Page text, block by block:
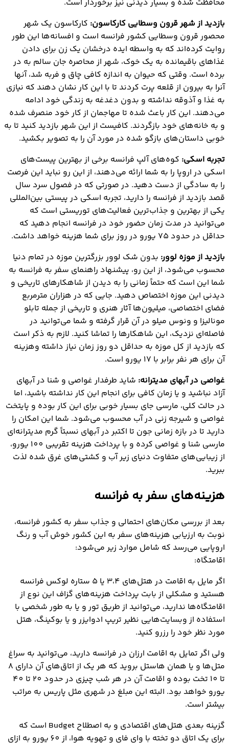
محافظت شده و بسیار دیدنی نیز برخوردار است.
بازدید از شهر قرون وسطایی کارکاسون: کارکاسون یک شهر
محصور قرون وسطایی کشور فرانسه است و افسانه‌ها این طور
روایت کرده‌اند که به واسطه ایده درخشان یک زن برای دادن
غذاهای باقیمانده به یک خوک، شهر از محاصره جان سالم به در
برده است. وقتی که حیوان به اندازه کافی چاق و فربه شد، آنها
آنرا به بیرون از قلعه پرت کردند تا با این کار نشان دهند که نیازی
به غذا و آذوقه نداشته و بدون دغدغه به زندگی خود ادامه
می‌دهند. این کار باعث شده تا مهاجمان از کار خود منصرف شده
و به خانه‌های خود بازگردند. کافیست از این شهر بازدید کنید تا به
خوبی داستان‌های بازگو شده در مورد آن را به تصویر بکشید.
تجربه اسکی: کوه‌های آلپ فرانسه برخی از بهترین پیست‌های
اسکی در اروپا را به شما ارائه می‌دهند، از این رو نباید این فرصت
را به سادگی از دست دهید. در صورتی که در فصول سرد سال
قصد بازدید از فرانسه را دارید، تجربه اسکی در پیستی بین‌المللی
یکی از بهترین و جذاب‌ترین فعالیت‌های توریستی است که
می‌توانید در مدت زمان حضور خود در فرانسه انجام دهید که
حداقل در حدود 75 یورو در روز برای شما هزینه خواهد داشت.
بازدید از موزه لوور: بدون شک لوور بزرگترین موزه در تمام دنیا
محسوب می‌شود، از این رو، پیشنهاد راهنمای سفر به فرانسه به
شما این است که حتماً زمانی را به دیدن از شاهکارهای تاریخی و
دیدنی این موزه اختصاص دهید. جایی که در هزاران مترمربع
فضای اختصاصی، میلیون‌ها آثار هنری و تاریخی از جمله تابلو
مونالیزا و ونوس میلو در آن قرار گرفته و شما می‌توانید در
فاصله‌ای نزدیک، این شاهکارها را تماشا کنید. لازم به ذکر است
که بازدید از کل موزه به حداقل دو روز زمان نیاز داشته وهزینه
آن برای هر نفر برابر با 17 یورو است.
غواصی در آبهای مدیترانه: شاید طرفدار غواصی و شنا در آبهای
آزاد نباشید و یا زمان کافی برای انجام این کار نداشته باشید، اما
در حالت کلی، مارسی جای بسیار خوبی برای این کار بوده و پایتخت
غواصی و شیرجه زنی در آب محسوب می‌شود. شما این امکان را
دارید تا در بازه زمانی جون تا اکتبر در آبهای نسبتاً گرم مدیترانه‌ای
مارسی شنا و غواصی کرده و با پرداخت هزینه تقریبی 100 یورو،
از زیبایی‌های متفاوت دنیای زیر آب و کشتی‌های غرق شده لذت
ببرید.
هزینه‌های سفر به فرانسه
بعد از بررسی مکان‌های احتمالی و جذاب سفر به کشور فرانسه،
نوبت به ارزیابی هزینه‌های سفر به این کشور خوش آب و رنگ
اروپایی می‌رسد که شامل موارد زیر می‌شود:
اقامتگاه:
اگر مایل به اقامت در هتل‌های 3،4 یا 5 ستاره لوکس فرانسه
هستید و مشکلی از بابت پرداخت هزینه‌های گزاف این نوع از
اقامتگاه‌ها ندارید، می‌توانید از طریق تور و یا به طور شخصی با
استفاده از وبسایت‌هایی نظیر تریپ ادوایزر و یا بوکینگ، هتل
مورد نظر خود را رزرو کنید.
ولی اگر تمایل به اقامت ارزان در فرانسه دارید، می‌توانید به سراغ
متل‌ها و یا همان هاستل بروید که هر یک از اتاق‌های آن دارای 8
تا 10 تخت بوده و اقامت آن در هر شب چیزی در حدود 20 تا 40
یورو خواهد بود. البته این مبلغ در شهری مثل پاریس به مراتب
بیشتر است.
گزینه بعدی هتل‌های اقتصادی و به اصطلاح Budget است که
برای یک اتاق دو تخته با وای فای و تهویه هوا، از 60 یورو به ازای